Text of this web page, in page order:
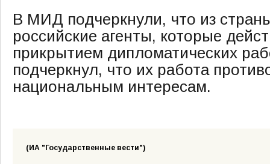
В МИД подчеркнули, что из
российские агенты, которые
прикрытием дипломатических
подчеркнул, что их работа
национальным интересам.
(ИА "Государственные вести")